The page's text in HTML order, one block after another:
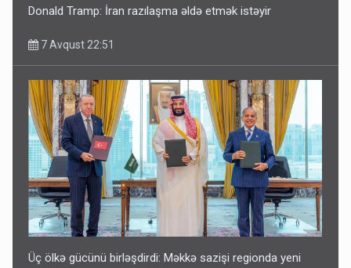
Donald Tramp: İran razılaşma əldə etmək istəyir
7 Avqust 22:51
Üç ölkə gücünü birləşdirdi: Məkkə sazişi regionda yeni